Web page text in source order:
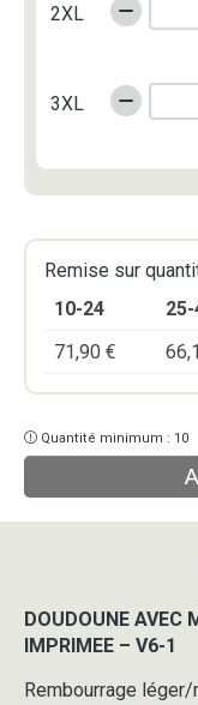
2XL
3XL
Remise sur
10-24
71,90 €
Quantité minimum : 10
DOUDOUNE AVEC
IMPRIMEE – V6-1
Rembourrage